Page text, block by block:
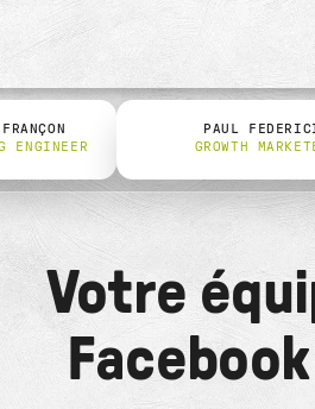
ENGINEER
PAUL
GROWTH
Votre